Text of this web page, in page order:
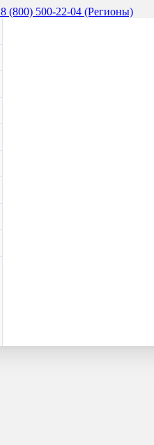
8 (800) 500-22-04 (Регионы)